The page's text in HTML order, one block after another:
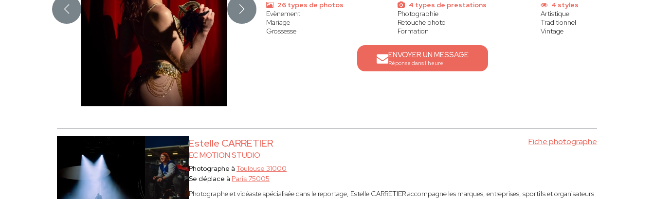
26 types de photos
Evènement
Mariage
Grossesse
4 types de prestations
Photographie
Retouche photo
Formation
4 styles
Artistique
Traditionnel
Vintage
ENVOYER UN MESSAGE
Réponse dans l'heure
Estelle CARRETIER
EC MOTION STUDIO
Fiche photographe
Photographe à Toulouse 31000
Se déplace à Paris 75005
Photographe et vidéaste spécialisée dans le reportage, Estelle CARRETIER accompagne les marques, entreprises, sportifs et organisateurs